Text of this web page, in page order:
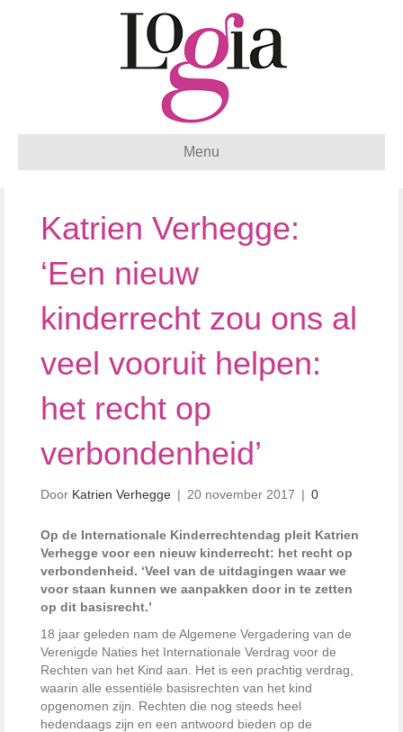
Menu
Katrien Verhegge:
‘Een nieuw
kinderrecht zou ons al
veel vooruit helpen:
het recht op
verbondenheid’
Door Katrien Verhegge | 20 november 2017 | 0
Op de Internationale Kinderrechtendag pleit Katrien
Verhegge voor een nieuw kinderrecht: het recht op
verbondenheid. ‘Veel van de uitdagingen waar we
voor staan kunnen we aanpakken door in te zetten
op dit basisrecht.’
18 jaar geleden nam de Algemene Vergadering van de
Verenigde Naties het Internationale Verdrag voor de
Rechten van het Kind aan. Het is een prachtig verdrag,
waarin alle essentiële basisrechten van het kind
opgenomen zijn. Rechten die nog steeds heel
hedendaags zijn en een antwoord bieden op de